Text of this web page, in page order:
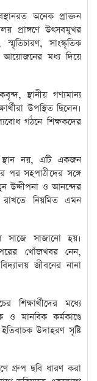
অনেক প্রাক্তন
প্রাঙ্গণে উৎসবমুখর
স্মৃতিচারণ, সাংস্কৃতিক
আয়োজনের মধ্য দিয়ে
স্থানীয় গণ্যমান্য
উপস্থিত ছিলেন।
গঠনে শিক্ষকদের
স্থান নয়, এটি একজন
পর সহপাঠীদের সঙ্গে
উদ্দীপনা ও আনন্দের
নিয়মিত এমন
সাজে সাজানো হয়।
খোঁজখবর নেন,
জীবনের নানা
শিক্ষার্থীদের মধ্যে
মানবিক কর্মকাণ্ডে
উদাহরণ সৃষ্টি
গ্রুপ ছবি ধারণ করা